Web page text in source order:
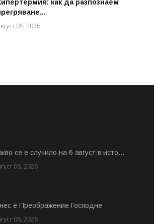
как да разпознаем
05, 2026
се е случило на 6 август в исто...
06, 2026
е Преображение Господне
06, 2026